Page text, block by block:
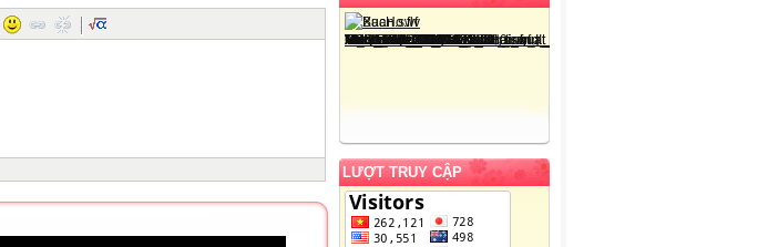
LƯỢT TRUY CẬP